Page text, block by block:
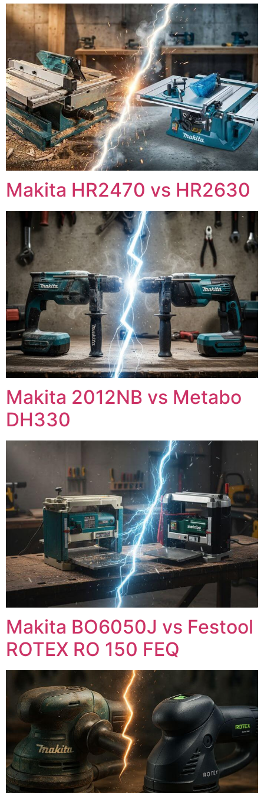
Makita HR2470 vs HR2630
Makita 2012NB vs Metabo
DH330
Makita BO6050J vs Festool
ROTEX RO 150 FEQ